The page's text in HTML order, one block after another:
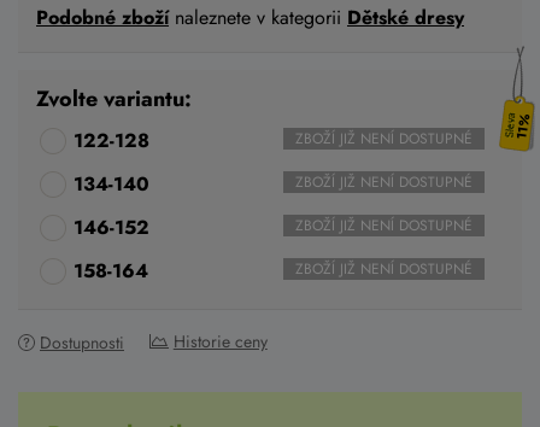
Podobné zbožínaleznete v kategorii Dětské dresy
11%
Zvolte variantu:
122-128 ZBOŽÍ JIŽ NENÍ DOSTUPNÉ
134-140 ZBOŽÍ JIŽ NENÍ DOSTUPNÉ
146-152 ZBOŽÍ JIŽ NENÍ DOSTUPNÉ
158-164 ZBOŽÍ JIŽ NENÍ DOSTUPNÉ
Dostupnosti Historie ceny